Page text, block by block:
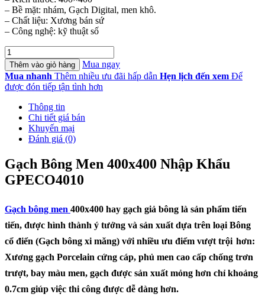
– Bề mặt: nhám, Gạch Digital, men khô.
– Chất liệu: Xương bán sứ
– Công nghệ: kỹ thuật số
Gạch
Bông
Men
400x400
Nhập
Khẩu
GPECO4010
lượng
Thêm vào giỏ hàng
Mua ngay
Mua nhanh Thêm nhiều ưu đãi hấp dẫn Hẹn lịch đến xem Để
được đón tiếp tận tình hơn
Thông tin
Chi tiết giá bán
Khuyến mại
Đánh giá (0)
Gạch Bông Men 400x400 Nhập Khẩu
GPECO4010
Gạch bông men 400x400 hay gạch giả bông là sản phẩm tiến
tiến, được hình thành ý tưởng và sản xuất dựa trên loại Bông
cổ điển (Gạch bông xi măng) với nhiều ưu điểm vượt trội hơn:
Xương gạch Porcelain cứng cáp, phủ men cao cấp chống trơn
trượt, bay màu men, gạch được sản xuất mỏng hơn chỉ khoảng
0.7cm giúp việc thi công được dễ dàng hơn.